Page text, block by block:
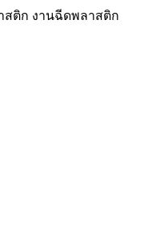
ติก งานฉีดพลาสติก